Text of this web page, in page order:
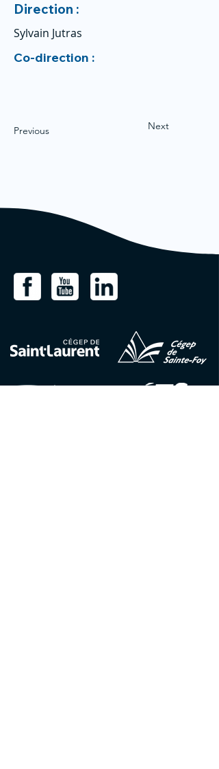
Direction :
Sylvain Jutras
Co-direction :
Previous Next